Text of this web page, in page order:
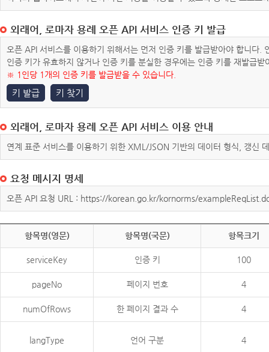
외래어, 로마자 용례 오픈 API 서비스 인증 키 발급
오픈 API 서비스를 이용하기 위해서는 먼저 인증 키를 발급받아야 합니다
인증 키가 유효하지 않거나 인증 키를 분실한 경우에는 인증 키를 재발급받
※ 1인당 1개의 인증 키를 발급받을 수 있습니다.
키 발급 키 찾기
외래어, 로마자 용례 오픈 API 서비스 이용 안내
연계 표준 서비스를 이용하기 위한 XML/JSON 기반의 데이터 형식, 갱신
요청 메시지 명세
오픈 API 요청 URL : https://korean.go.kr/kornorms/
항목명(영문) 항목명(국문) 항목크기
serviceKey 인증 키 100
pageNo 페이지 번호 4
numOfRows 한 페이지 결과 수 4
langType 언어 구분 4